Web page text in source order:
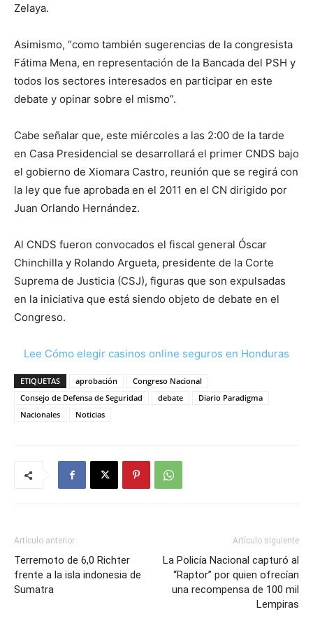
Zelaya.
Asimismo, “como también sugerencias de la congresista
Fátima Mena, en representación de la Bancada del PSH y
todos los sectores interesados en participar en este
debate y opinar sobre el mismo”.
Cabe señalar que, este miércoles a las 2:00 de la tarde
en Casa Presidencial se desarrollará el primer CNDS bajo
el gobierno de Xiomara Castro, reunión que se regirá con
la ley que fue aprobada en el 2011 en el CN dirigido por
Juan Orlando Hernández.
Al CNDS fueron convocados el fiscal general Óscar
Chinchilla y Rolando Argueta, presidente de la Corte
Suprema de Justicia (CSJ), figuras que son expulsadas
en la iniciativa que está siendo objeto de debate en el
Congreso.
Lee Cómo elegir casinos online seguros en Honduras
ETIQUETAS aprobación
Congreso Nacional
Consejo de Defensa de Seguridad
debate
Diario Paradigma
Nacionales
Noticias
Artículo anterior
Terremoto de 6,0 Richter
frente a la isla indonesia de
Sumatra
Artículo siguiente
La Policía Nacional capturó al
“Raptor” por quien ofrecían
una recompensa de 100 mil
Lempiras